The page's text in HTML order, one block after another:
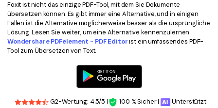
Foxit ist nicht das einzige PDF-Tool, mit dem Sie Dokumente
übersetzen können. Es gibt immer eine Alternative, und in einigen
Fällen ist die Alternative möglicherweise besser als die ursprüngliche
Lösung. Lesen Sie weiter, um eine Alternative kennenzulernen.
Wondershare PDFelement - PDF Editorist ein umfassendes PDF-
Tool zum Übersetzen von Text.
G2-Wertung: 4.5/5 | 100 % Sicher |
Unterstützt